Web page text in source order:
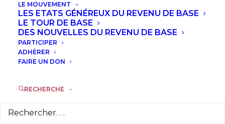
LE MOUVEMENT
LES ETATS GÉNÉREUX DU REVENU DE BASE
LE TOUR DE BASE
DES NOUVELLES DU REVENU DE BASE
PARTICIPER
ADHÉRER
FAIRE UN DON
RECHERCHE
Au sommaire de la
86e lettre de liaison
21 DÉCEMBRE 2015